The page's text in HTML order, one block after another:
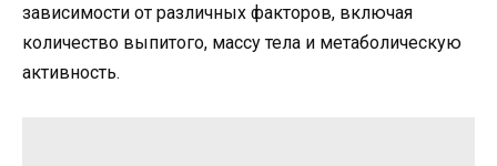
зависимости от различных факторов, включая
количество выпитого, массу тела и метаболическую
активность.